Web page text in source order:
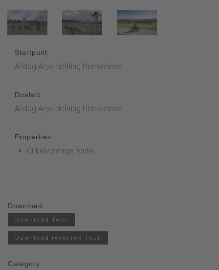
Startpunt
Afslag Arpe richting Herrschede
Doelwit
Afslag Arpe richting Herrschede
Properties:
Cirkelvormige route
Download
Download Tour
Download reversed Tour
Category